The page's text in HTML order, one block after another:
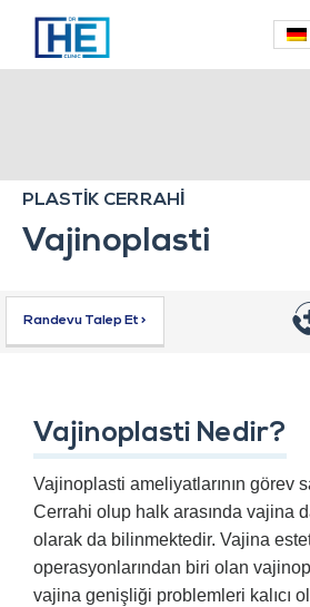
PLASTİK CERRAHİ
Vajinoplasti
Randevu Talep Et >
Vajinoplasti Nedir?
Vajinoplasti ameliyatlarının görev
Cerrahi olup halk arasında vajina
olarak da bilinmektedir. Vajina
operasyonlarından biri olan
vajina genişliği problemleri kalıcı